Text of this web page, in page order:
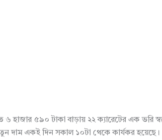
হাজার ৫৯০ টাকা বাড়ায় ২২ ক্যারেটের এক ভরি
দাম একই দিন সকাল ১০টা থেকে কার্যকর হয়েছে।